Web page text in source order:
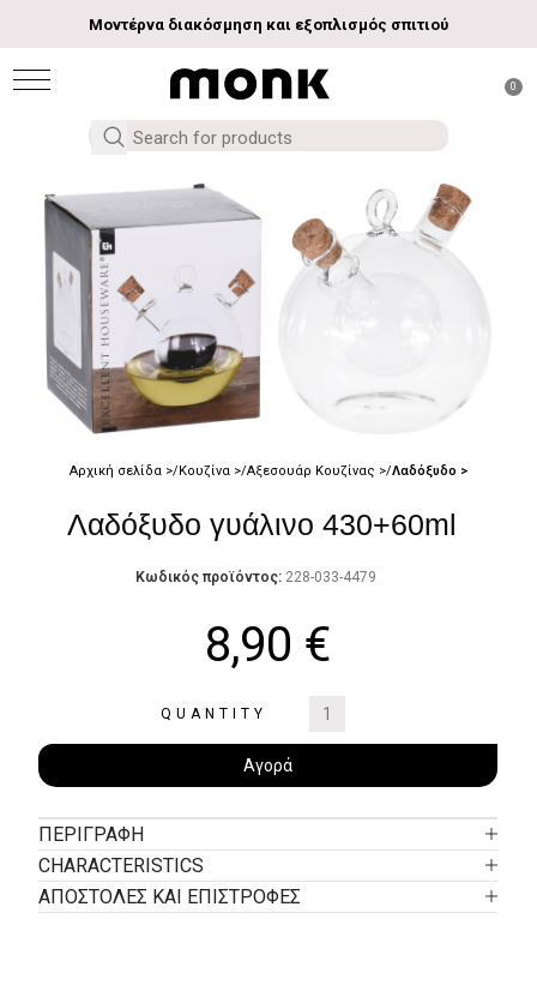
Μοντέρνα διακόσμηση και εξοπλισμός σπιτιού
0
Αρχική σελίδα Κουζίνα Αξεσουάρ Κουζίνας Λαδόξυδο
Λαδόξυδο γυάλινο 430+60ml
Κωδικός προϊόντος: 228-033-4479
8,90 €
QUANTITY
Αγορά
ΠΕΡΙΓΡΑΦΉ
CHARACTERISTICS
ΑΠΟΣΤΟΛΕΣ ΚΑΙ ΕΠΙΣΤΡΟΦΕΣ